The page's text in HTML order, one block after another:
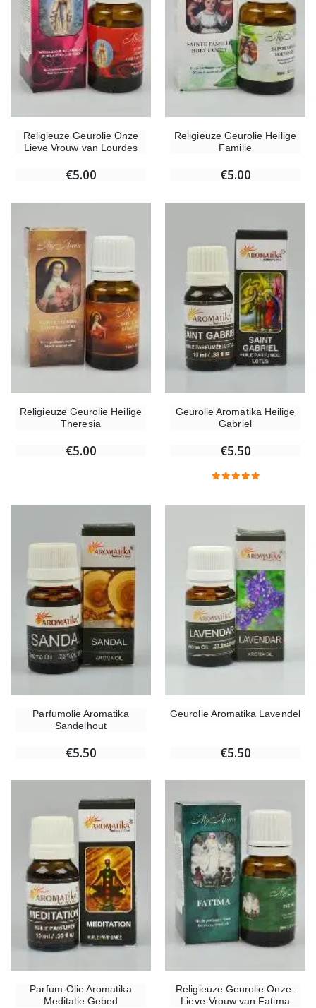
Religieuze Geurolie Onze
Lieve Vrouw van Lourdes
€5.00
Religieuze Geurolie Heilige
Familie
€5.00
Religieuze Geurolie Heilige
Theresia
€5.00
Geurolie Aromatika Heilige
Gabriel
€5.50
Parfumolie Aromatika
Sandelhout
€5.50
Geurolie Aromatika Lavendel
€5.50
Parfum-Olie Aromatika
Meditatie Gebed
Religieuze Geurolie Onze-
Lieve-Vrouw van Fatima